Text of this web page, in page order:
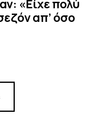
«Είχε πολύ
απ’ όσο